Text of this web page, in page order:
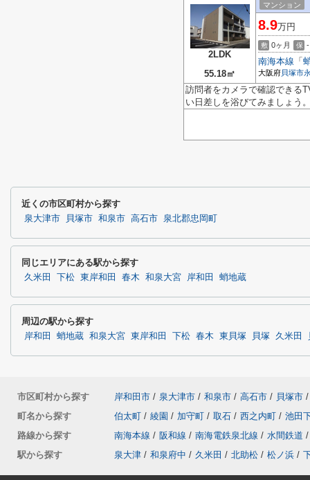
2LDK
55.18㎡
マンション
8.9万円
敷 0ヶ月 保 -
南海本線 「
大阪府貝塚市
訪問者をカメラで確認できる
い日差しを浴びてみましょう
近くの市区町村から探す
泉大津市 貝塚市 和泉市 高石市 泉北郡忠岡町
同じエリアにある駅から探す
久米田 下松 東岸和田 春木 和泉大宮 岸和田 蛸地蔵
周辺の駅から探す
岸和田 蛸地蔵 和泉大宮 東岸和田 下松 春木 東貝塚 貝塚 久米田
市区町村から探す 岸和田市 / 泉大津市 / 和泉市 / 高石市 / 貝塚市 /
町名から探す
伯太町 / 綾園 / 加守町 / 取石 / 西之内町 / 池田
路線から探す
南海本線 / 阪和線 / 南海電鉄泉北線 / 水間鉄道 /
駅から探す
泉大津 / 和泉府中 / 久米田 / 北助松 / 松ノ浜 /